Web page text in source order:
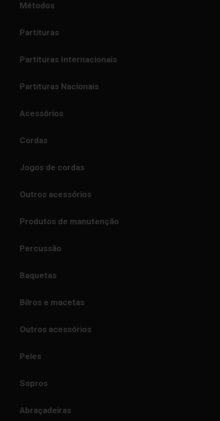
Métodos
Partituras
Partituras Internacionais
Partituras Nacionais
Acessórios
Cordas
Jogos de cordas
Outros acessórios
Produtos de manutenção
Percussão
Baquetas
Bilros e macetas
Outros acessórios
Peles
Sopros
Abraçadeiras